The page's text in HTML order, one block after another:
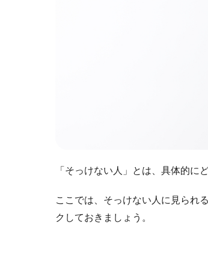
「そっけない人」とは、具体的に
ここでは、そっけない人に見られ
クしておきましょう。